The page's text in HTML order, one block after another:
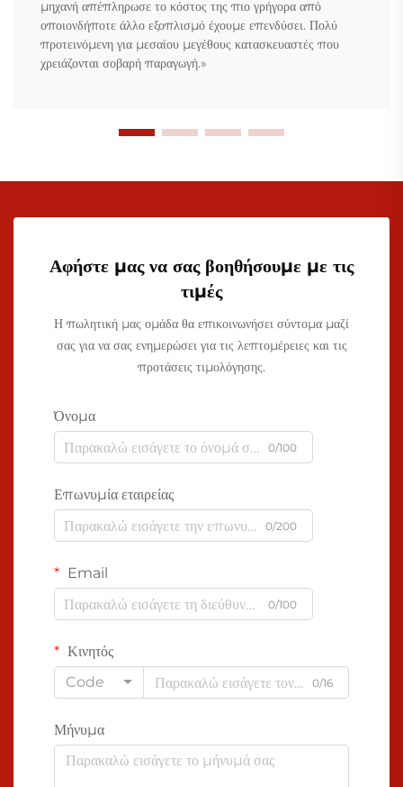
μηχανή απέπληρωσε το κόστος της πιο γρήγορα από
οποιονδήποτε άλλο εξοπλισμό έχουμε επενδύσει. Πολύ
προτεινόμενη για μεσαίου μεγέθους κατασκευαστές που
χρειάζονται σοβαρή παραγωγή.»
Αφήστε μας να σας βοηθήσουμε με τις
τιμές
Η πωλητική μας ομάδα θα επικοινωνήσει σύντομα μαζί
σας για να σας ενημερώσει για τις λεπτομέρειες και τις
προτάσεις τιμολόγησης.
Όνομα
0/100
Επωνυμία εταιρείας
0/200
Email
0/100
Κινητός
Code
0/16
Μήνυμα